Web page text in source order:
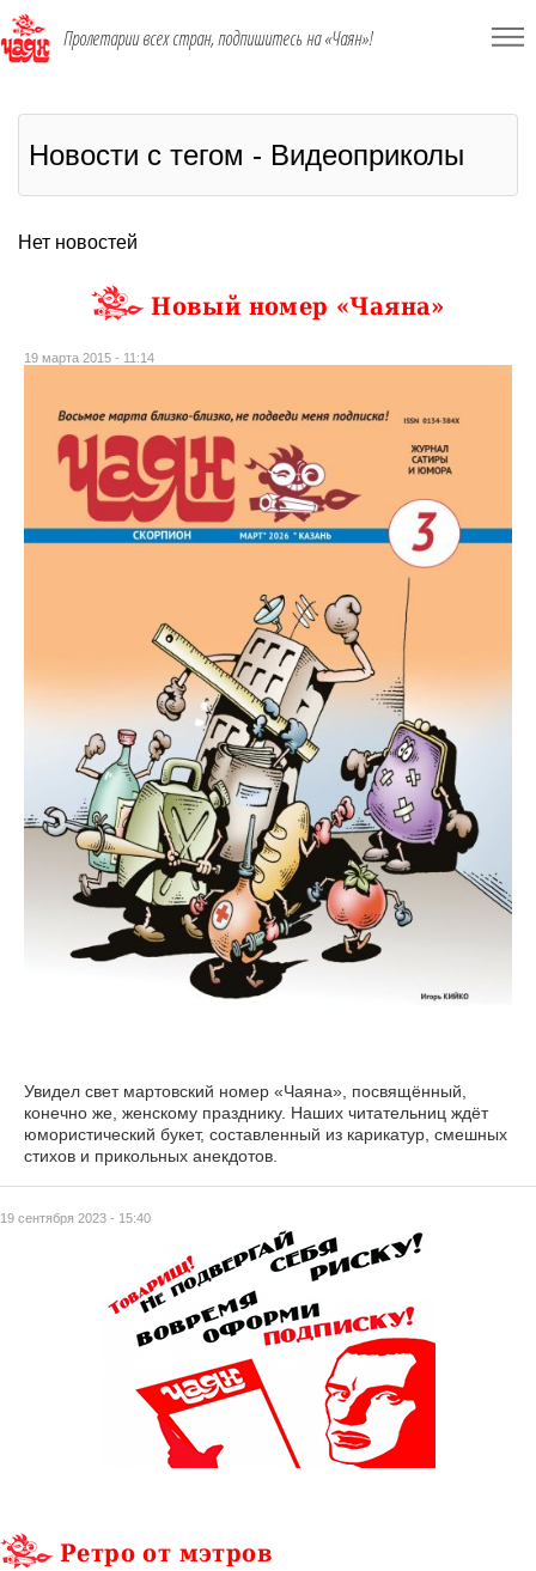
Пролетарии всех стран, подпишитесь на «Чаян»!
Новости с тегом - Видеоприколы
Нет новостей
19 сентября 2023 - 15:40
Новый номер «Чаяна»
19 марта 2015 - 11:14
Увидел свет мартовский номер «Чаяна», посвящённый,
конечно же, женскому празднику. Наших читательниц ждёт
юмористический букет, составленный из карикатур, смешных
стихов и прикольных анекдотов.
Ретро от мэтров